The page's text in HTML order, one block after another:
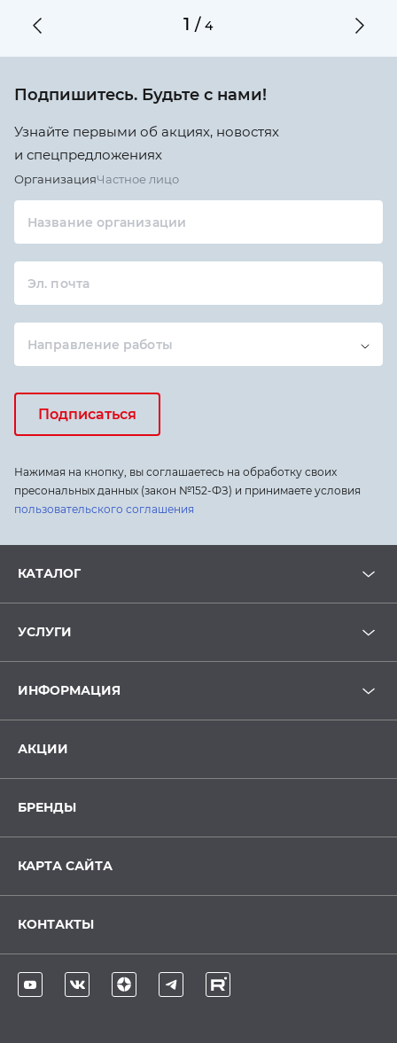
1 /4
Подпишитесь. Будьте с нами!
Узнайте первыми об акциях, новостях
и спецпредложениях
ОрганизацияЧастное лицо
Название организации
Эл. почта
Направление работы
Подписаться
Нажимая на кнопку, вы соглашаетесь на обработку своих
пресональных данных (закон №152-ФЗ) и принимаете условия
пользовательского соглашения
КАТАЛОГ
УСЛУГИ
ИНФОРМАЦИЯ
АКЦИИ
БРЕНДЫ
КАРТА САЙТА
КОНТАКТЫ